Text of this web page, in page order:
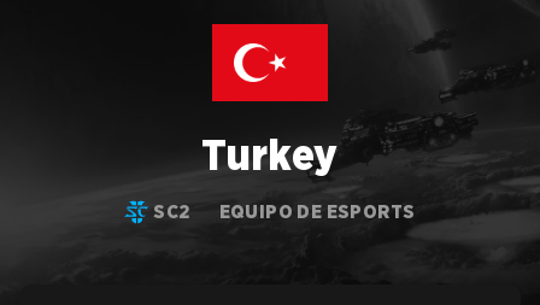
Turkey
SC2 EQUIPO DE ESPORTS